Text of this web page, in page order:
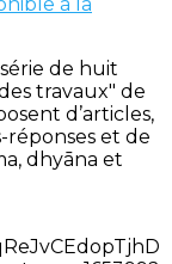
de huit
travaux" de
d’articles,
réponses et de
dhyāna et